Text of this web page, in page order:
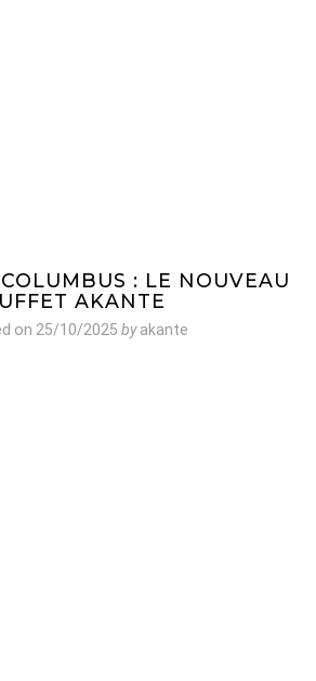
: LE NOUVEAU
AKANTE
on 25/10/2025 byakante